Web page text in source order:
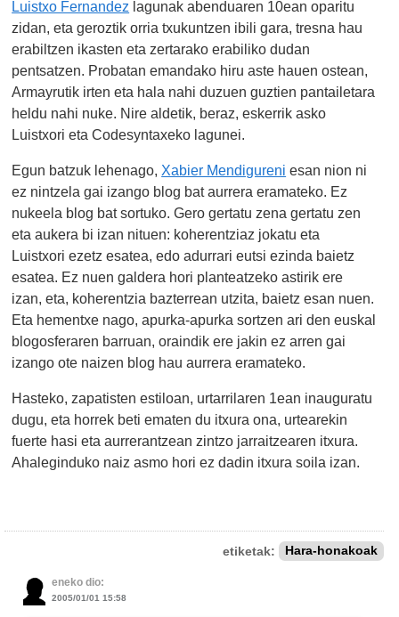
Luistxo Fernandez lagunak abenduaren 10ean oparitu
zidan, eta geroztik orria txukuntzen ibili gara, tresna hau
erabiltzen ikasten eta zertarako erabiliko dudan
pentsatzen. Probatan emandako hiru aste hauen ostean,
Armayrutik irten eta hala nahi duzuen guztien pantailetara
heldu nahi nuke. Nire aldetik, beraz, eskerrik asko
Luistxori eta Codesyntaxeko lagunei.
Egun batzuk lehenago, Xabier Mendigureni esan nion ni
ez nintzela gai izango blog bat aurrera eramateko. Ez
nukeela blog bat sortuko. Gero gertatu zena gertatu zen
eta aukera bi izan nituen: koherentziaz jokatu eta
Luistxori ezetz esatea, edo adurrari eutsi ezinda baietz
esatea. Ez nuen galdera hori planteatzeko astirik ere
izan, eta, koherentzia bazterrean utzita, baietz esan nuen.
Eta hementxe nago, apurka-apurka sortzen ari den euskal
blogosferaren barruan, oraindik ere jakin ez arren gai
izango ote naizen blog hau aurrera eramateko.
Hasteko, zapatisten estiloan, urtarrilaren 1ean inauguratu
dugu, eta horrek beti ematen du itxura ona, urtearekin
fuerte hasi eta aurrerantzean zintzo jarraitzearen itxura.
Ahaleginduko naiz asmo hori ez dadin itxura soila izan.
etiketak: Hara-honakoak
eneko dio:
2005/01/01 15:58